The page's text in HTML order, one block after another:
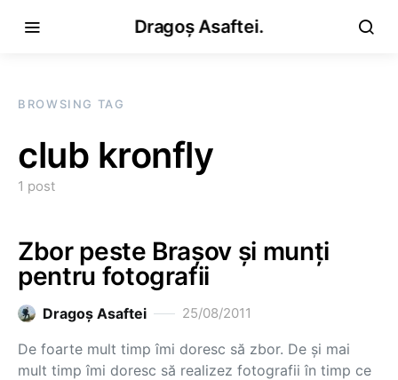
Dragoș Asaftei.
BROWSING TAG
club kronfly
1 post
Zbor peste Brașov și munți
pentru fotografii
Dragoş Asaftei 25/08/2011
De foarte mult timp îmi doresc să zbor. De și mai
mult timp îmi doresc să realizez fotografii în timp ce